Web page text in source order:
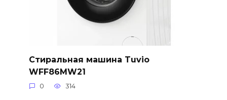
Стиральная машина Tuvio
WFF86MW21
0 314